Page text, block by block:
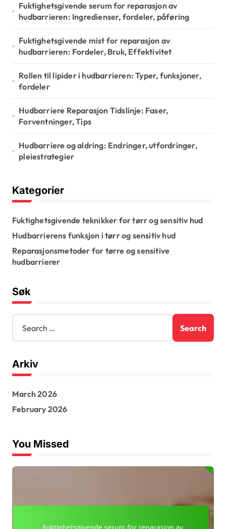
a
t
i
o
n
Fuktighetsgivende serum for reparasjon av
hudbarrieren: Ingredienser, fordeler, påføring
Fuktighetsgivende mist for reparasjon av
hudbarrieren: Fordeler, Bruk, Effektivitet
Rollen til lipider i hudbarrieren: Typer, funksjoner,
fordeler
Hudbarriere Reparasjon Tidslinje: Faser,
Forventninger, Tips
Hudbarriere og aldring: Endringer, utfordringer,
pleiestrategier
Kategorier
Fuktighetsgivende teknikker for tørr og sensitiv hud
Hudbarrierens funksjon i tørr og sensitiv hud
Reparasjonsmetoder for tørre og sensitive
hudbarrierer
Søk
S
a
c
h
o
r
Arkiv
March 2026
February 2026
You Missed